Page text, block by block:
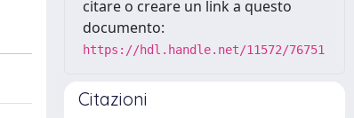
citare o creare un link a questo
documento:
https://hdl.handle.net/11572/76751
Citazioni